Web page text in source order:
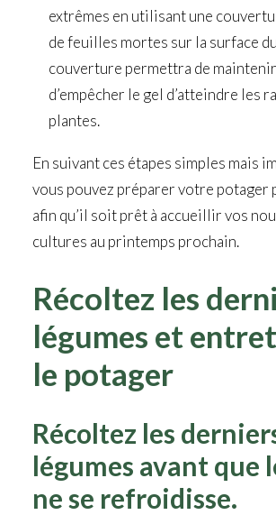
extrêmes en utilisant une
de feuilles mortes sur la surface
couverture permettra de
d’empêcher le gel d’atteindre les
plantes.
En suivant ces étapes simples mais
vous pouvez préparer votre potager
afin qu’il soit prêt à accueillir vos
cultures au printemps prochain.
Récoltez les
légumes et
le potager
Récoltez les
légumes avant que
ne se refroidisse.